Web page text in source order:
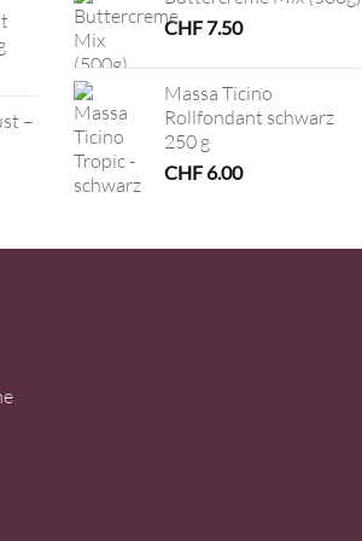
–
CHF7.50
Massa Ticino
Rollfondant schwarz
250 g
CHF6.00